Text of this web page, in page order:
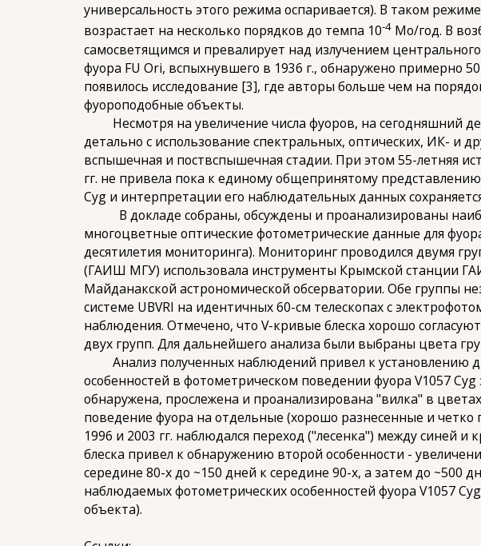
универсальность этого режима оспаривается). В таком
возрастает на несколько порядков до темпа 10-4 Мо/год. В
самосветящимся и превалирует над излучением
фуора FU Ori, вспыхнувшего в 1936 г., обнаружено примерно
появилось исследование [3], где авторы больше чем на
фуороподобные объекты.
Несмотря на увеличение числа фуоров, на сегодняшний
детально с использование спектральных, оптических, ИК- и
вспышечная и поствспышечная стадии. При этом 55-летняя
гг. не привела пока к единому общепринятому
Cyg и интерпретации его наблюдательных данных
В докладе собраны, обсуждены и проанализированы
многоцветные оптические фотометрические данные для
десятилетия мониторинга). Мониторинг проводился двумя
(ГАИШ МГУ) использовала инструменты Крымской станции
Майданакской астрономической обсерватории. Обе группы
системе UBVRI на идентичных 60-см телескопах с
наблюдения. Отмечено, что V-кривые блеска хорошо
двух групп. Для дальнейшего анализа были выбраны цвета
Анализ полученных наблюдений привел к установлению
особенностей в фотометрическом поведении фуора V1057
обнаружена, прослежена и проанализирована "вилка" в
поведение фуора на отдельные (хорошо разнесенные и
1996 и 2003 гг. наблюдался переход ("лесенка") между синей
блеска привел к обнаружению второй особенности -
середине 80-х до ~150 дней к середине 90-х, а затем до ~500
наблюдаемых фотометрических особенностей фуора V1057
объекта).